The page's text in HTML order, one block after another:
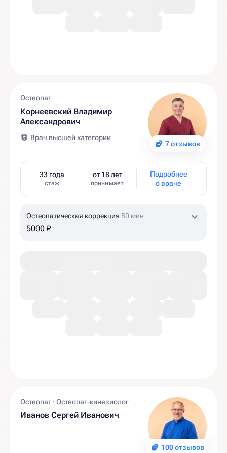
7 отзывов
Остеопат
Корнеевский Владимир
Александрович
Врач высшей категории
33 года
стаж
от 18 лет
принимает
Подробнее
о враче
Остеопатическая коррекция 50 мин
5000 ₽
100 отзывов
Остеопат · Остеопат-кинезиолог
Иванов Сергей Иванович